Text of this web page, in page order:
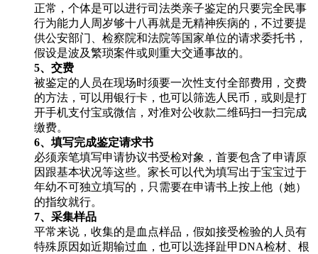
正常，个体是可以进行司法类亲子鉴定的只要完全民事
行为能力人周岁够十八再就是无精神疾病的，不过要提
供公安部门、检察院和法院等国家单位的请求委托书，
假设是波及繁琐案件或则重大交通事故的。
5、交费
被鉴定的人员在现场时须要一次性支付全部费用，交费
的方法，可以用银行卡，也可以筛选人民币，或则是打
开手机支付宝或微信，对准对公收款二维码扫一扫完成
缴费。
6、填写完成鉴定请求书
必须亲笔填写申请协议书受检对象，首要包含了申请原
因跟基本状况等这些。家长可以代为填写出于宝宝过于
年幼不可独立填写的，只需要在申请书上按上他（她）
的指纹就行。
7、采集样品
平常来说，收集的是血点样品，假如接受检验的人员有
特殊原因如近期输过血，也可以选择趾甲DNA检材、根